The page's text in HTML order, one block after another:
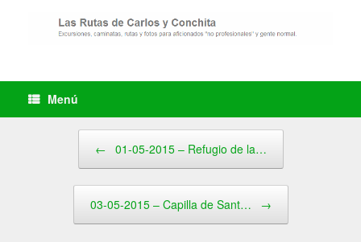
Menú
← 01-05-2015 – Refugio de la…
03-05-2015 – Capilla de Sant… →